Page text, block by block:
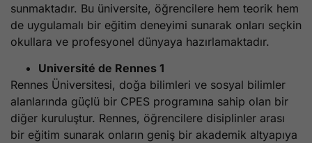
sunmaktadır. Bu üniversite, öğrencilere hem teorik hem
de uygulamalı bir eğitim deneyimi sunarak onları seçkin
okullara ve profesyonel dünyaya hazırlamaktadır.
Université de Rennes 1
Rennes Üniversitesi, doğa bilimleri ve sosyal bilimler
alanlarında güçlü bir CPES programına sahip olan bir
diğer kuruluştur. Rennes, öğrencilere disiplinler arası
bir eğitim sunarak onların geniş bir akademik altyapıya